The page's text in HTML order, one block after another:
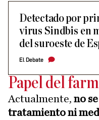
Detectado por
virus Sindbis en
del suroeste de
El Debate
Papel del
Actualmente, no
tratamiento ni